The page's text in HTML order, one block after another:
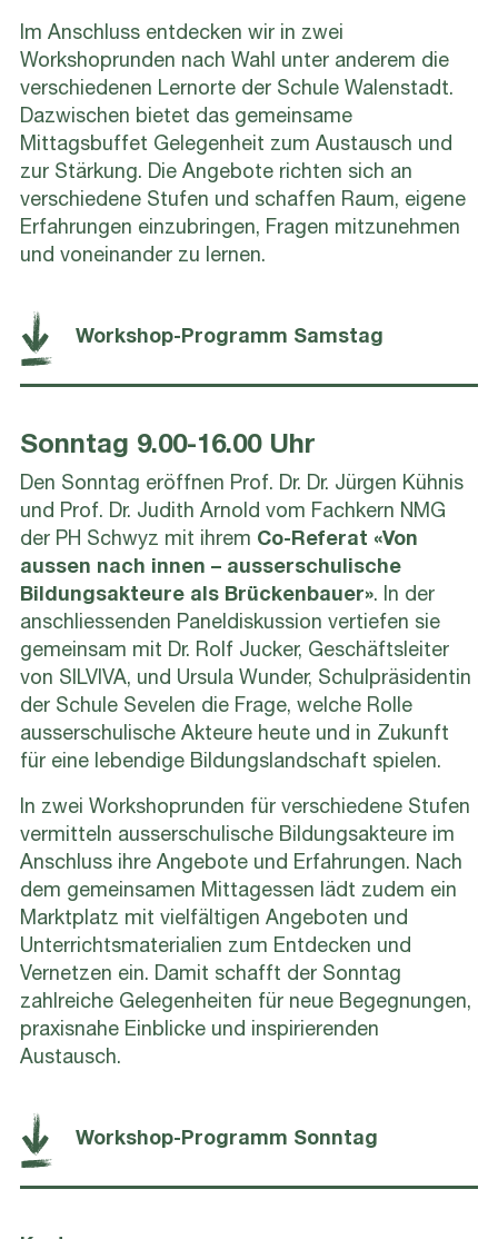
Im Anschluss entdecken wir in zwei
Workshoprunden nach Wahl unter anderem die
verschiedenen Lernorte der Schule Walenstadt.
Dazwischen bietet das gemeinsame
Mittagsbuffet Gelegenheit zum Austausch und
zur Stärkung. Die Angebote richten sich an
verschiedene Stufen und schaffen Raum, eigene
Erfahrungen einzubringen, Fragen mitzunehmen
und voneinander zu lernen.
Workshop-Programm Samstag
Sonntag 9.00-16.00 Uhr
Den Sonntag eröffnen Prof. Dr. Dr. Jürgen Kühnis
und Prof. Dr. Judith Arnold vom Fachkern NMG
der PH Schwyz mit ihrem Co-Referat «Von
aussen nach innen – ausserschulische
Bildungsakteure als Brückenbauer». In der
anschliessenden Paneldiskussion vertiefen sie
gemeinsam mit Dr. Rolf Jucker, Geschäftsleiter
von SILVIVA, und Ursula Wunder, Schulpräsidentin
der Schule Sevelen die Frage, welche Rolle
ausserschulische Akteure heute und in Zukunft
für eine lebendige Bildungslandschaft spielen.
In zwei Workshoprunden für verschiedene Stufen
vermitteln ausserschulische Bildungsakteure im
Anschluss ihre Angebote und Erfahrungen. Nach
dem gemeinsamen Mittagessen lädt zudem ein
Marktplatz mit vielfältigen Angeboten und
Unterrichtsmaterialien zum Entdecken und
Vernetzen ein. Damit schafft der Sonntag
zahlreiche Gelegenheiten für neue Begegnungen,
praxisnahe Einblicke und inspirierenden
Austausch.
Workshop-Programm Sonntag